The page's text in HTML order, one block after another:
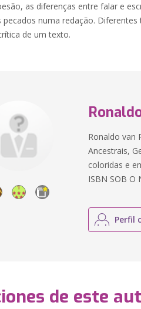
as diferenças entre falar e
pecados numa redação. Diferentes
de um texto.
Ronaldo van
Ancestrais,
coloridas e
ISBN SOB O
Perfil
de este